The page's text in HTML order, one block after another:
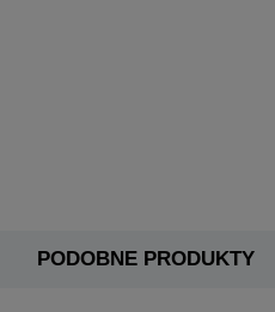
PODOBNE PRODUKTY